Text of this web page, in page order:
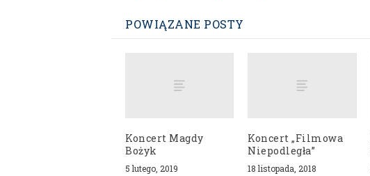
POWIĄZANE POSTY
Koncert Magdy
Bożyk
5 lutego, 2019
Koncert „Filmowa
Niepodległa”
18 listopada, 2018